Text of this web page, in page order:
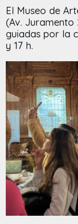
El Museo de
(Av. Juramento
guiadas por la
y 17 h.